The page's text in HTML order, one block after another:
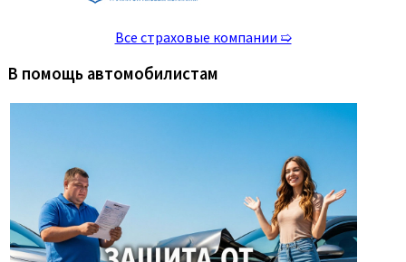
Все страховые компании ➯
В помощь автомобилистам